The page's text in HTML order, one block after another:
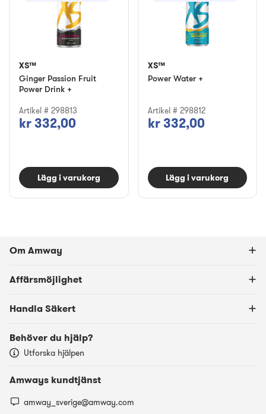
XS™
Ginger Passion Fruit
Power Drink +
Artikel # 298813
kr 332,00
Lägg i varukorg
XS™
Power Water +
Artikel # 298812
kr 332,00
Lägg i varukorg
Om Amway
Affärsmöjlighet
Handla Säkert
Behöver du hjälp?
Utforska hjälpen
Amways kundtjänst
amway_sverige@amway.com